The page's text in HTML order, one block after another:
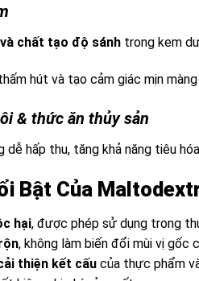
chất tạo độ sánhtrong kem
hút và tạo cảm giác mịn
& thức ăn thủy sản
dễ hấp thu, tăng khả năng tiêu
Bật Của
hại, được phép sử dụng trong
, không làm biến đổi mùi vị gốc
thiện kết cấu của thực phẩm